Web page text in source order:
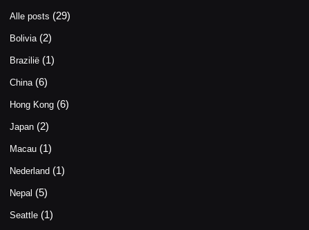
Alle posts (29)
Bolivia (2)
Brazilië (1)
China (6)
Hong Kong (6)
Japan (2)
Macau (1)
Nederland (1)
Nepal (5)
Seattle (1)